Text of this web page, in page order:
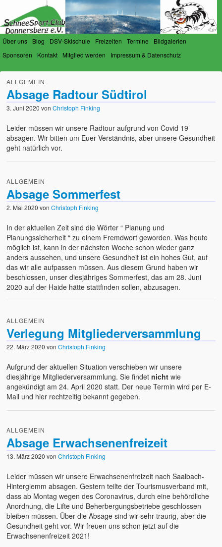
Über uns Blog DSV-Skischule Freizeiten Termine
Bildgalerien
Sponsoren
Kontakt Mitglied werden Impressum & Datenschutz
SchneeSport-Club Donnersberg
e.V.
ALLGEMEIN
Absage Radtour Südtirol
3. Juni 2020 vonChristoph Finking
Leider müssen wir unsere Radtour aufgrund von Covid 19
absagen. Wir bitten um Euer Verständnis, aber unsere Gesundheit
geht natürlich vor.
ALLGEMEIN
Absage Sommerfest
2. Mai 2020 vonChristoph Finking
In der aktuellen Zeit sind die Wörter “ Planung und
Planungssicherheit “ zu einem Fremdwort geworden. Was heute
möglich ist, kann in der nächsten Woche schon wieder ganz
anders aussehen, und unsere Gesundheit ist ein hohes Gut, auf
das wir alle aufpassen müssen. Aus diesem Grund haben wir
beschlossen, unser diesjähriges Sommerfest, das am 28. Juni
2020 auf der Haide hätte stattfinden sollen, abzusagen.
ALLGEMEIN
Verlegung Mitgliederversammlung
22. März 2020 vonChristoph Finking
Aufgrund der aktuellen Situation verschieben wir unsere
diesjährige Mitgliederversammlung. Sie findetnicht wie
angekündigt am 24. April 2020 statt. Der neue Termin wird per E-
Mail und hier rechtzeitig bekannt gegeben.
ALLGEMEIN
Absage Erwachsenenfreizeit
13. März 2020 vonChristoph Finking
Leider müssen wir unsere Erwachsenenfreizeit nach Saalbach-
Hinterglemm absagen. Gestern teilte der Tourismusverband mit,
dass ab Montag wegen des Coronavirus, durch eine behördliche
Anordnung, die Lifte und Beherbergungsbetriebe geschlossen
bleiben müssen. Über die Absage sind wir sehr traurig, aber die
Gesundheit geht vor. Wir freuen uns schon jetzt auf die
Erwachsenenfreizeit 2021!